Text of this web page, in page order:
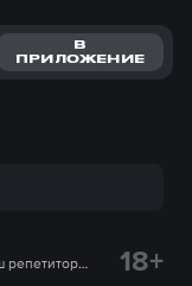
В
ПРИЛОЖЕНИЕ
репетитор
18+